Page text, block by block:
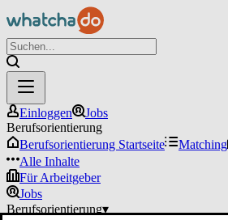
Einloggen
Jobs
Berufsorientierung
Berufsorientierung Startseite
Matching
Alle Inhalte
Für Arbeitgeber
Jobs
Berufsorientierung▾